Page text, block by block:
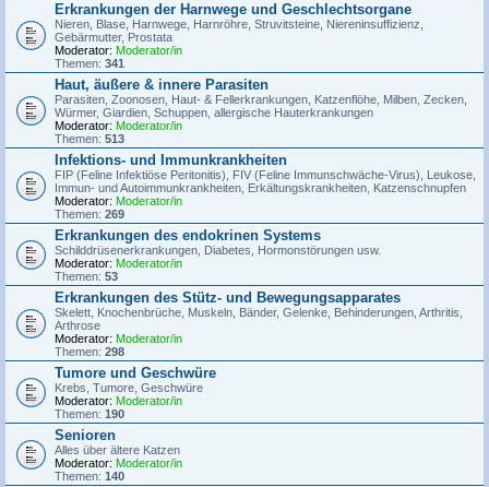
Erkrankungen der Harnwege und Geschlechtsorgane
Nieren, Blase, Harnwege, Harnröhre, Struvitsteine, Niereninsuffizienz,
Gebärmutter, Prostata
Moderator: Moderator/in
Themen: 341
Haut, äußere & innere Parasiten
Parasiten, Zoonosen, Haut- & Fellerkrankungen, Katzenflöhe, Milben, Zecken,
Würmer, Giardien, Schuppen, allergische Hauterkrankungen
Moderator: Moderator/in
Themen: 513
Infektions- und Immunkrankheiten
FIP (Feline Infektiöse Peritonitis), FIV (Feline Immunschwäche-Virus), Leukose,
Immun- und Autoimmunkrankheiten, Erkältungskrankheiten, Katzenschnupfen
Moderator: Moderator/in
Themen: 269
Erkrankungen des endokrinen Systems
Schilddrüsenerkrankungen, Diabetes, Hormonstörungen usw.
Moderator: Moderator/in
Themen: 53
Erkrankungen des Stütz- und Bewegungsapparates
Skelett, Knochenbrüche, Muskeln, Bänder, Gelenke, Behinderungen, Arthritis,
Arthrose
Moderator: Moderator/in
Themen: 298
Tumore und Geschwüre
Krebs, Tumore, Geschwüre
Moderator: Moderator/in
Themen: 190
Senioren
Alles über ältere Katzen
Moderator: Moderator/in
Themen: 140